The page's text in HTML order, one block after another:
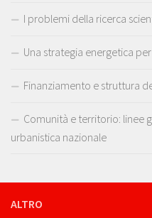
I problemi della ricerca
Una strategia energetica per
Finanziamento e struttura
Comunità e territorio: linee
urbanistica nazionale
ALTRO